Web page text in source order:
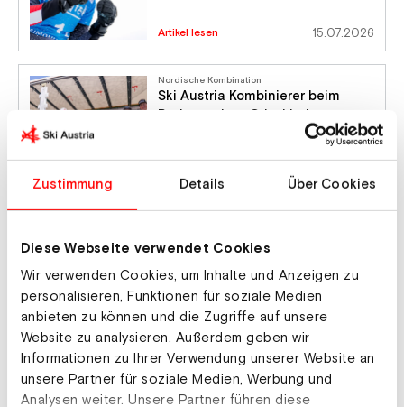
Zustimmung Details Über Cookies
Diese Webseite verwendet Cookies
Wir verwenden Cookies, um Inhalte und Anzeigen zu
personalisieren, Funktionen für soziale Medien
anbieten zu können und die Zugriffe auf unsere
Website zu analysieren. Außerdem geben wir
Informationen zu Ihrer Verwendung unserer Website an
unsere Partner für soziale Medien, Werbung und
Analysen weiter. Unsere Partner führen diese
Artikel lesen 15.07.2026
Nordische Kombination
Ski Austria Kombinierer beim
Radmarathon Grieskirchen
Artikel lesen 12.07.2026
Freeride wird offizielle ÖSV-
Sparte
Artikel lesen
Ski Austria
Skicross Nachwuchstrainer:in